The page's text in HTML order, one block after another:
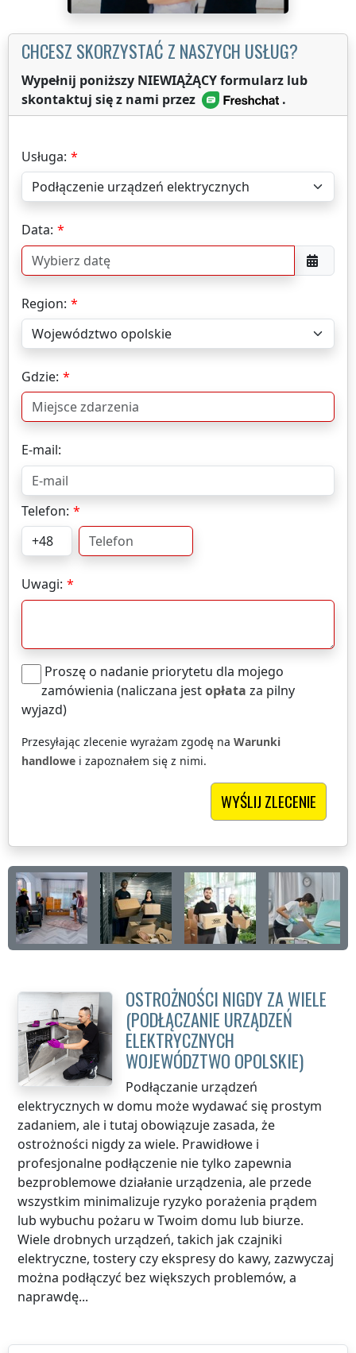
CHCESZ SKORZYSTAĆ Z NASZYCH USŁUG?
Wypełnij poniższy NIEWIĄŻĄCY formularz lub
skontaktuj się z nami przez
.
Usługa:
Data:
Region:
Gdzie:
E-mail:
Telefon:
Uwagi:
Proszę o nadanie priorytetu dla mojego
zamówienia (naliczana jestopłata za pilny
wyjazd)
Przesyłając zlecenie wyrażam zgodę na Warunki
handlowe i zapoznałem się z nimi.
OSTROŻNOŚCI NIGDY ZA WIELE
(PODŁĄCZANIE URZĄDZEŃ
ELEKTRYCZNYCH
WOJEWÓDZTWO OPOLSKIE)
Podłączanie urządzeń
elektrycznych w domu może wydawać się prostym
zadaniem, ale i tutaj obowiązuje zasada, że
ostrożności nigdy za wiele. Prawidłowe i
profesjonalne podłączenie nie tylko zapewnia
bezproblemowe działanie urządzenia, ale przede
wszystkim minimalizuje ryzyko porażenia prądem
lub wybuchu pożaru w Twoim domu lub biurze.
Wiele drobnych urządzeń, takich jak czajniki
elektryczne, tostery czy ekspresy do kawy, zazwyczaj
można podłączyć bez większych problemów, a
naprawdę...